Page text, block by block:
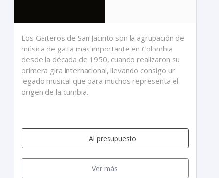
Los Gaiteros de San Jacinto son la agrupación de
música de gaita mas importante en Colombia
desde la década de 1950, cuando realizaron su
primera gira internacional, llevando consigo un
legado musical que para muchos representa el
origen de la cumbia.
Al presupuesto
Ver más